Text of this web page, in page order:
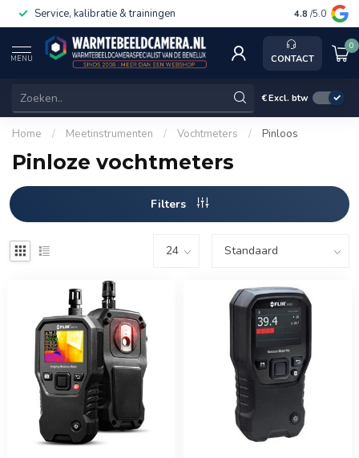
Service, kalibratie & trainingen 4.8 /5.0
MENU CONTACT
0
€Excl. btw
Home / Meetinstrumenten / Vochtmeters / Pinloos
Pinloze vochtmeters
Filters